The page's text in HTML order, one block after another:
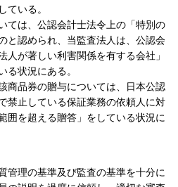
ている。
ては、公認会計士法令上の「特別の
と認められ、当監査法人は、公認会
人が著しい利害関係を有する会社」
る状況にある。
商品券の贈与については、日本公認
禁止している保証業務の依頼人に対
囲を超える贈答」をしている状況に
理の基準及び監査の基準を十分に